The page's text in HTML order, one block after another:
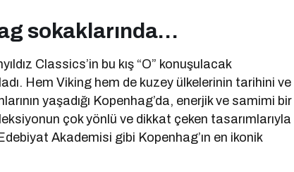
sokaklarında…
Classics’in bu kış “O” konuşulacak
Hem Viking hem de kuzey ülkelerinin tarihini ve
yaşadığı Kopenhag’da, enerjik ve samimi bir
çok yönlü ve dikkat çeken tasarımlarıyla
Akademisi gibi Kopenhag’ın en ikonik